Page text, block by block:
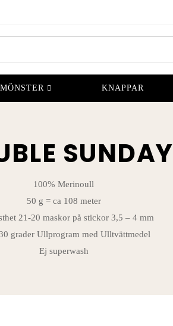
MÖNSTER KNAPPAR
SUNDAY
100% Merinoull
50 g = ca 108 meter
21-20 maskor på stickor 3,5 – 4 mm
grader Ullprogram med Ulltvättmedel
Ej superwash